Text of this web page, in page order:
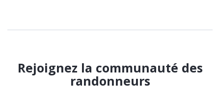
Rejoignez la communauté des
randonneurs